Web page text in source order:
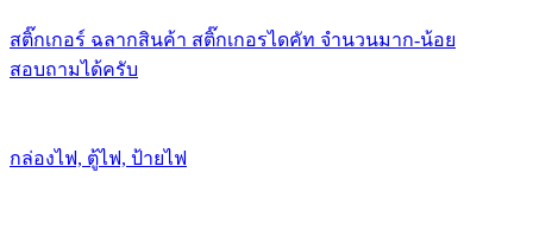
สติ๊กเกอร์ ฉลากสินค้า สติ๊กเกอรไดคัท จำนวนมาก-น้อย
สอบถามได้ครับ
กล่องไฟ, ตู้ไฟ, ป้ายไฟ